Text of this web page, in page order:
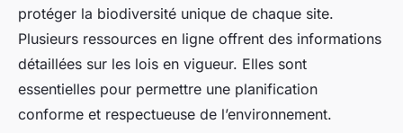
protéger la biodiversité unique de chaque site.
Plusieurs ressources en ligne offrent des informations
détaillées sur les lois en vigueur. Elles sont
essentielles pour permettre une planification
conforme et respectueuse de l’environnement.